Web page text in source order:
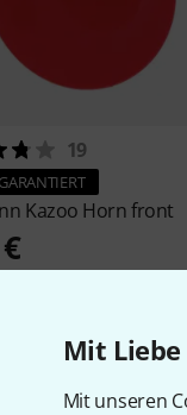
Mit
Mit unseren
19
Kazoo Horn front